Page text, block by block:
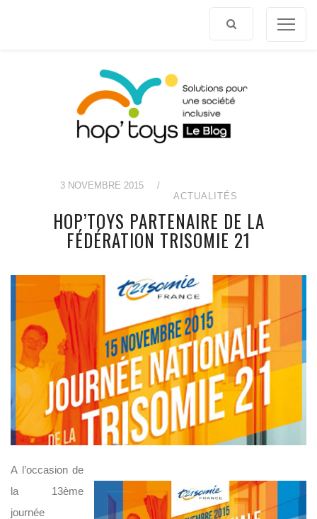
3 NOVEMBRE 2015
/
ACTUALITÉS
HOP’TOYS PARTENAIRE DE LA
FÉDÉRATION TRISOMIE 21
A l’occasion de
la 13ème
journée